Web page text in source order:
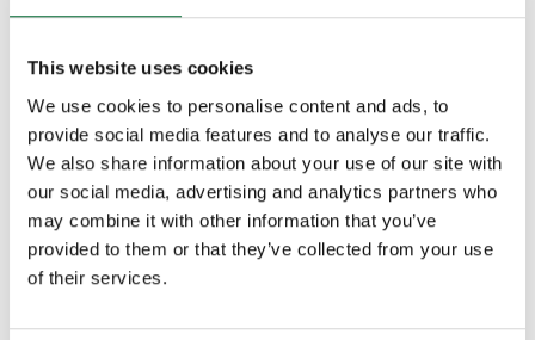
This website uses cookies
We use cookies to personalise content and ads, to
provide social media features and to analyse our traffic.
We also share information about your use of our site with
our social media, advertising and analytics partners who
may combine it with other information that you’ve
provided to them or that they’ve collected from your use
of their services.
overgaan naar fase 2: de pons- en overige